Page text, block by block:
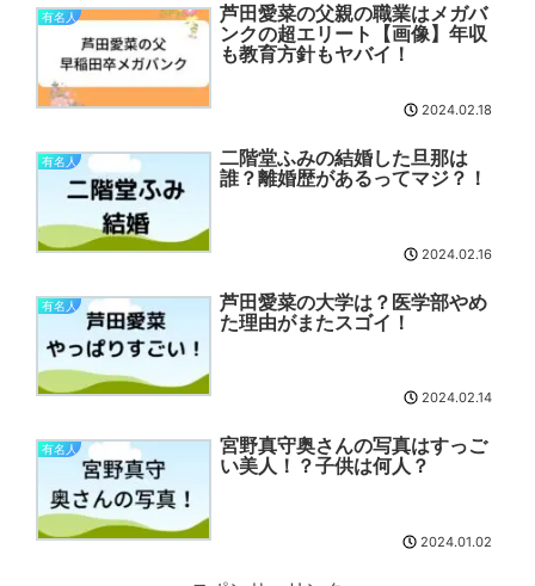
有名人
芦田愛菜の父親の職業はメガバ
ンクの超エリート【画像】年収
も教育方針もヤバイ！
2024.02.18
有名人
二階堂ふみの結婚した旦那は
誰？離婚歴があるってマジ？！
2024.02.16
有名人
芦田愛菜の大学は？医学部やめ
た理由がまたスゴイ！
2024.02.14
有名人
宮野真守奥さんの写真はすっご
い美人！？子供は何人？
2024.01.02